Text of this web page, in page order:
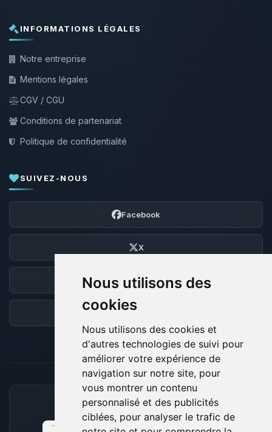
Nous utilisons des
cookies
Nous utilisons des cookies et
d'autres technologies de suivi pour
améliorer votre expérience de
navigation sur notre site, pour
vous montrer un contenu
personnalisé et des publicités
ciblées, pour analyser le trafic de
INFORMATIONS LÉGALES
Notre entreprise
Mentions légales
CGV / CGU
Conditions de partenariat
Politique de confidentialité
SUIVEZ-NOUS
Facebook
X
Discord
Forum
MOYENS DE PAIEMENT ACCEPTÉS